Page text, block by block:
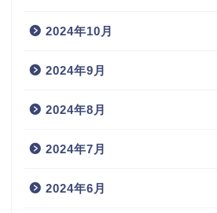
2024年10月
2024年9月
2024年8月
2024年7月
2024年6月